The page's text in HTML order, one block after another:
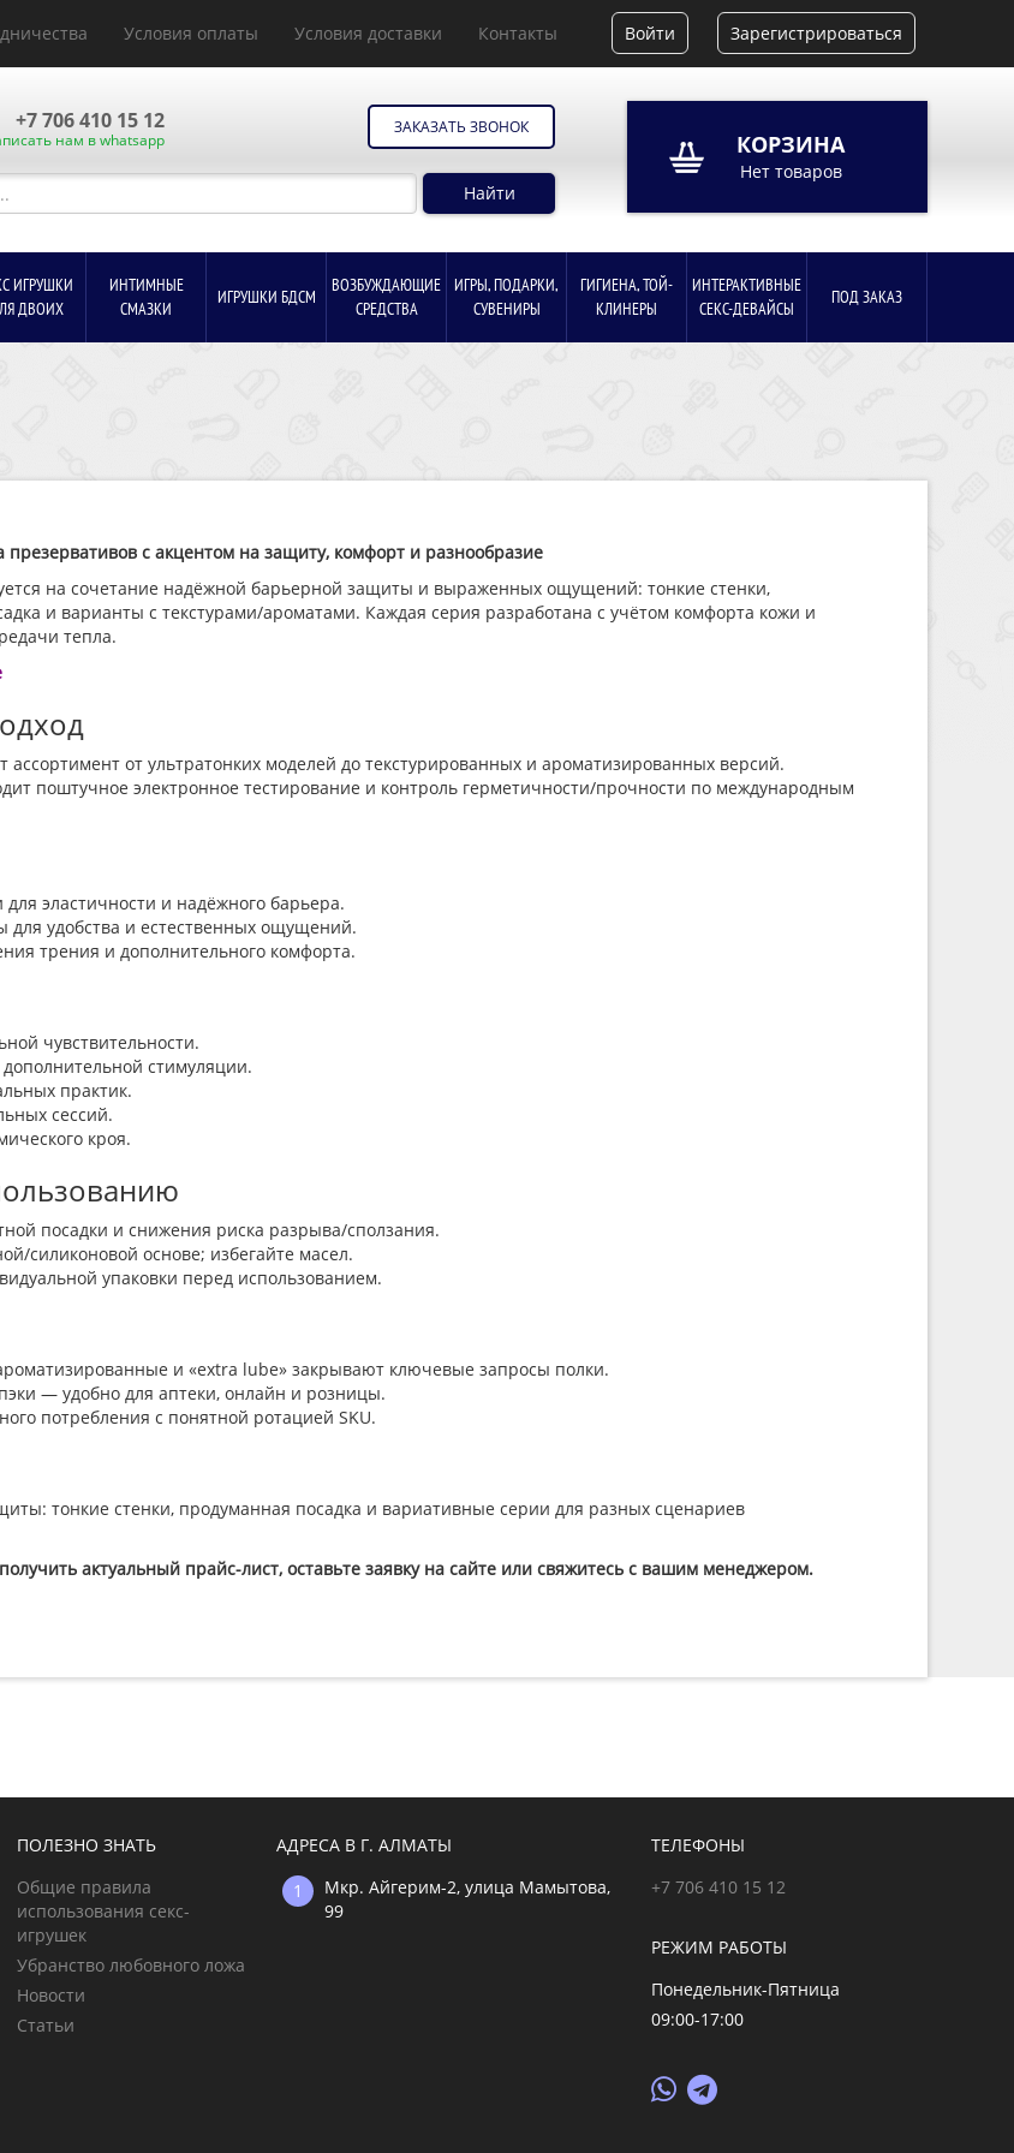
Условия оплаты Условия доставки Контакты Войти Зарегистрироваться
+7 706 410 15 12
нам в whatsapp
ЗАКАЗАТЬ ЗВОНОК
Найти
КОРЗИНА
Нет товаров
ИГРУШКИ
ДВОИХ
ИНТИМНЫЕ
СМАЗКИ
ИГРУШКИ БДСМ
ВОЗБУЖДАЮЩИЕ
СРЕДСТВА
ИГРЫ, ПОДАРКИ,
СУВЕНИРЫ
ГИГИЕНА, ТОЙ-
КЛИНЕРЫ
ИНТЕРАКТИВНЫЕ
СЕКС-ДЕВАЙСЫ
ПОД ЗАКАЗ
с акцентом на защиту, комфорт и разнообразие
на сочетание надёжной барьерной защиты и выраженных ощущений: тонкие стенки,
и варианты с текстурами/ароматами. Каждая серия разработана с учётом комфорта кожи и
тепла.
ассортимент от ультратонких моделей до текстурированных и ароматизированных версий.
поштучное электронное тестирование и контроль герметичности/прочности по международным
эластичности и надёжного барьера.
для удобства и естественных ощущений.
трения и дополнительного комфорта.
чувствительности.
стимуляции.
практик.
сессий.
кроя.
посадки и снижения риска разрыва/сползания.
силиконовой основе; избегайте масел.
упаковки перед использованием.
и «extra lube» закрывают ключевые запросы полки.
— удобно для аптеки, онлайн и розницы.
потребления с понятной ротацией SKU.
тонкие стенки, продуманная посадка и вариативные серии для разных сценариев
актуальный прайс-лист, оставьте заявку на сайте или свяжитесь с вашим менеджером.
ПОЛЕЗНО ЗНАТЬ
Общие правила
использования секс-
игрушек
Убранство любовного ложа
Новости
Статьи
АДРЕСА В Г. АЛМАТЫ
Мкр. Айгерим-2, улица Мамытова,
99
ТЕЛЕФОНЫ
+7 706 410 15 12
РЕЖИМ РАБОТЫ
Понедельник-Пятница
09:00-17:00